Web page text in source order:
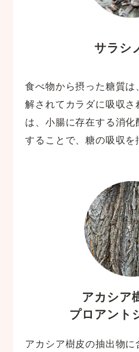
サラシ
食べ物から摂った糖質は
解されてカラダに吸収
は、小腸に存在する消
することで、糖の吸収を
アカシア
プロアント
アカシア樹皮の抽出物に